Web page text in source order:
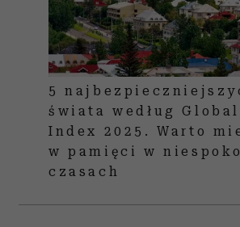
5
świata według Global
Index 2025. Warto
w pamięci w
czasach